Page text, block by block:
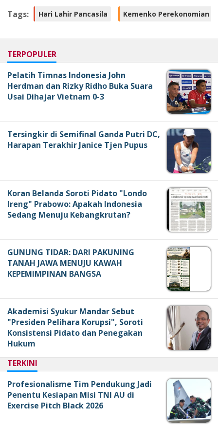
Tags: Hari Lahir Pancasila Kemenko Perekonomian
TERPOPULER
Pelatih Timnas Indonesia John
Herdman dan Rizky Ridho Buka Suara
Usai Dihajar Vietnam 0-3
Tersingkir di Semifinal Ganda Putri DC,
Harapan Terakhir Janice Tjen Pupus
Koran Belanda Soroti Pidato "Londo
Ireng" Prabowo: Apakah Indonesia
Sedang Menuju Kebangkrutan?
GUNUNG TIDAR: DARI PAKUNING
TANAH JAWA MENUJU KAWAH
KEPEMIMPINAN BANGSA
Akademisi Syukur Mandar Sebut
"Presiden Pelihara Korupsi", Soroti
Konsistensi Pidato dan Penegakan
Hukum
TERKINI
Profesionalisme Tim Pendukung Jadi
Penentu Kesiapan Misi TNI AU di
Exercise Pitch Black 2026